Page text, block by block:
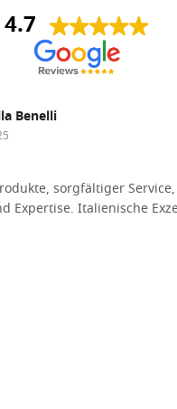
4.7
Benelli
sorgfältiger Service,
Expertise. Italienische